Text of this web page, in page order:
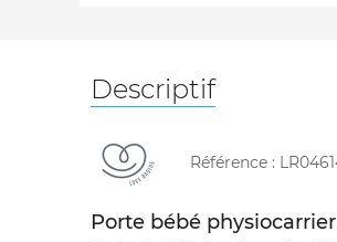
Descriptif
Référence :
Porte bébé